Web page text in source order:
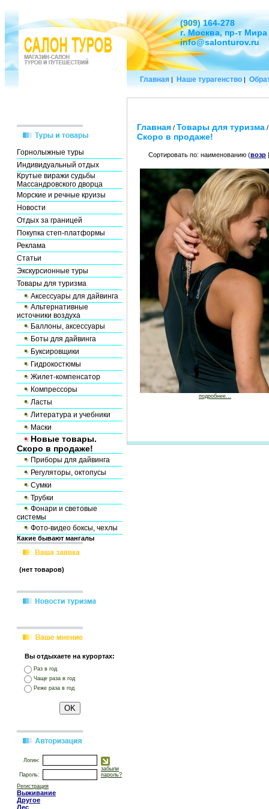
Горнолыжные туры
Индивидуальный отдых
Крутые виражи судьбы
Массандровского дворца
Морские и речные круизы
Новости
Отдых за границей
Покупка степ-платформы
Реклама
Статьи
Экскурсионные туры
Товары для туризма
Аксессуары для дайвинга
Альтернативные
источники воздуха
Баллоны, аксессуары
Боты для дайвинга
Буксировщики
Гидрокостюмы
Жилет-компенсатор
Компрессоры
Ласты
Литература и учебники
Маски
Новые товары.
Скоро в продаже!
Приборы для дайвинга
Регуляторы, октопусы
Сумки
Трубки
Фонари и световые
системы
Фото-видео боксы, чехлы
Какие бывают мангалы
(нет товаров)
Вы отдыхаете на курортах:
Раз в год
Чаще раза в год
Реже раза в год
Логин:
Пароль:
забыли
пароль?
Регистрация
Выживание
Другое
Лес
Главная | Наше турагенство |
Главная / Товары для туризма
Скоро в продаже!
Сортировать по: наименованию (возр
подробнее...
(909) 164-278
г. Москва, пр-т Мира
info@salonturov.ru